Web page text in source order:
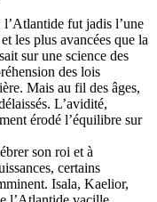
l’Atlantide fut jadis l’une
les plus avancées que la
sur une science des
des lois
Mais au fil des âges,
L’avidité,
érodé l’équilibre sur
son roi et à
certains
Isala, Kaelior,